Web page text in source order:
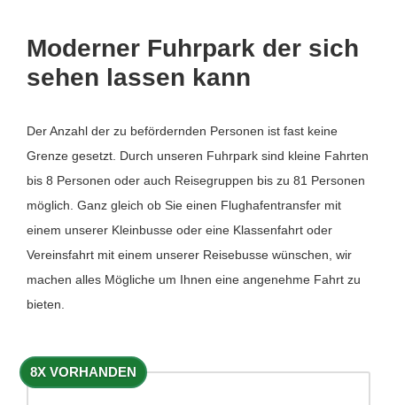
Moderner Fuhrpark der sich
sehen lassen kann
Der Anzahl der zu befördernden Personen ist fast keine
Grenze gesetzt. Durch unseren Fuhrpark sind kleine Fahrten
bis 8 Personen oder auch Reisegruppen bis zu 81 Personen
möglich. Ganz gleich ob Sie einen Flughafentransfer mit
einem unserer Kleinbusse oder eine Klassenfahrt oder
Vereinsfahrt mit einem unserer Reisebusse wünschen, wir
machen alles Mögliche um Ihnen eine angenehme Fahrt zu
bieten.
8X VORHANDEN